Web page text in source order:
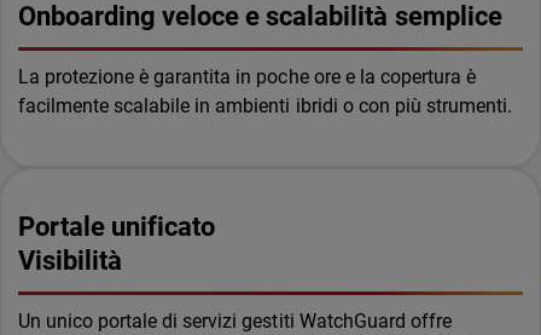
Onboarding veloce e scalabilità semplice
La protezione è garantita in poche ore e la copertura è
facilmente scalabile in ambienti ibridi o con più strumenti.
Portale unificato
Visibilità
Un unico portale di servizi gestiti WatchGuard offre